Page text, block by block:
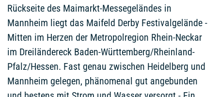
Rückseite des Maimarkt-Messegeländes in
Mannheim liegt das Maifeld Derby Festivalgelände -
Mitten im Herzen der Metropolregion Rhein-Neckar
im Dreiländereck Baden-Württemberg/Rheinland-
Pfalz/Hessen. Fast genau zwischen Heidelberg und
Mannheim gelegen, phänomenal gut angebunden